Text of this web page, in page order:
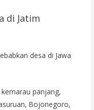
di Jatim
desa di Jawa
panjang,
Bojonegoro,